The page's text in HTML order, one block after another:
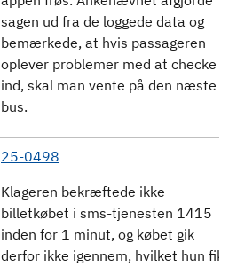
sagen ud fra de loggede data og
bemærkede, at hvis passageren
oplever problemer med at checke
ind, skal man vente på den næste
bus.
25-0498
Klageren bekræftede ikke
billetkøbet i sms-tjenesten 1415
inden for 1 minut, og købet gik
derfor ikke igennem, hvilket hun fik